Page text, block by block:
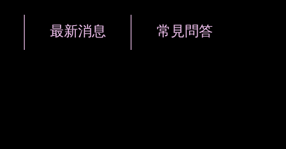
最新消息 常見問答